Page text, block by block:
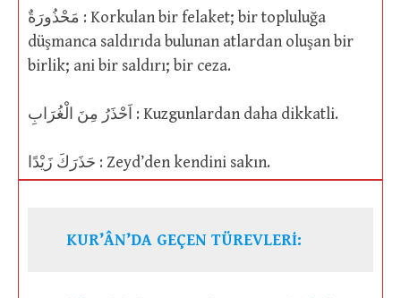
مَحْذُورَةٌ : Korkulan bir felaket; bir topluluğa
düşmanca saldırıda bulunan atlardan oluşan bir
birlik; ani bir saldırı; bir ceza.
اَحْذَرُ مِنَ الْغُرَابِ : Kuzgunlardan daha dikkatli.
حَذَرَكَ زَيْدًا : Zeyd’den kendini sakın.
KUR’ÂN’DA GEÇEN TÜREVLERİ: